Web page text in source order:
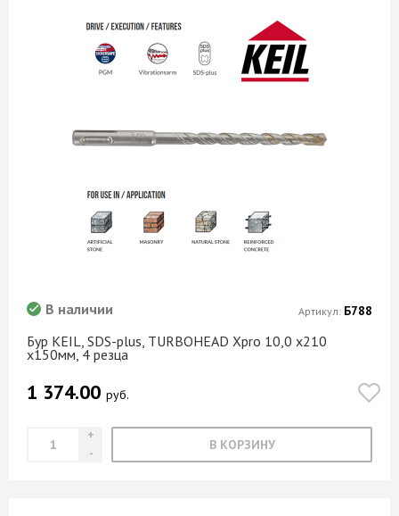
Бур KEIL, SDS-plus, TURBOHEAD Xpro 10,0 х210
х150мм, 4 резца
В наличии
1 374.00 руб.
В КОРЗИНУ
Артикул: Б788